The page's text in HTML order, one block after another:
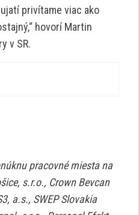
privítame viac ako
hovorí Martin
v SR.
pracovné miesta na
s.r.o., Crown Bevcan
a.s., SWEP Slovakia